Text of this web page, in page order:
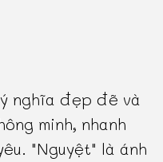
nghĩa đẹp đẽ và
minh, nhanh
"Nguyệt" là ánh